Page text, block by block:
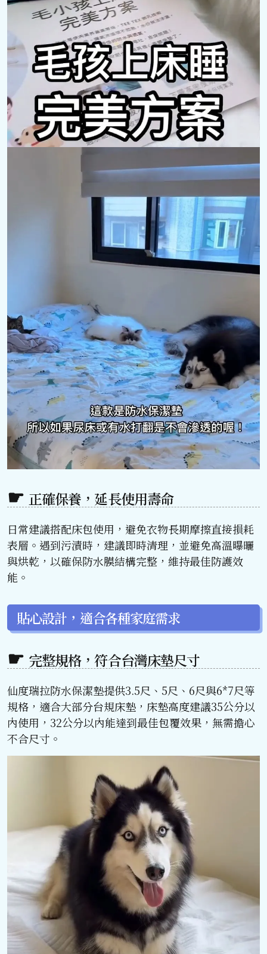
正確保養，延長使用壽命
日常建議搭配床包使用，避免衣物長期摩擦直接損耗
表層。遇到污漬時，建議即時清理，並避免高溫曝曬
與烘乾，以確保防水膜結構完整，維持最佳防護效
能。
貼心設計，適合各種家庭需求
完整規格，符合台灣床墊尺寸
仙度瑞拉防水保潔墊提供3.5尺、5尺、6尺與6*7尺等
規格，適合大部分台規床墊，床墊高度建議35公分以
內使用，32公分以內能達到最佳包覆效果，無需擔心
不合尺寸。